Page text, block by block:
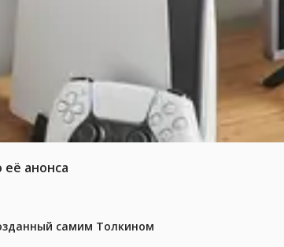
её анонса
самим Толкином